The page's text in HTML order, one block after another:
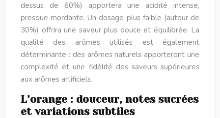
dessus de 60%) apportera une acidité intense,
presque mordante. Un dosage plus faible (autour de
30%) offrira une saveur plus douce et équilibrée. La
qualité des arômes utilisés est également
déterminante : des arômes naturels apporteront une
complexité et une fidélité des saveurs supérieures
aux arômes artificiels.
L’orange : douceur, notes sucrées
et variations subtiles